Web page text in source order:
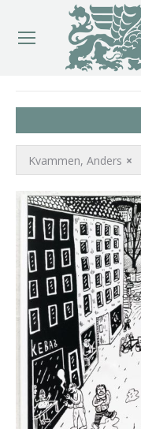
×
Kvammen, Anders